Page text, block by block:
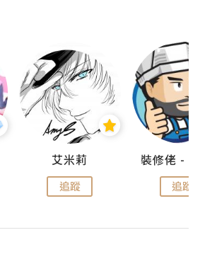
艾米莉
追蹤 追蹤